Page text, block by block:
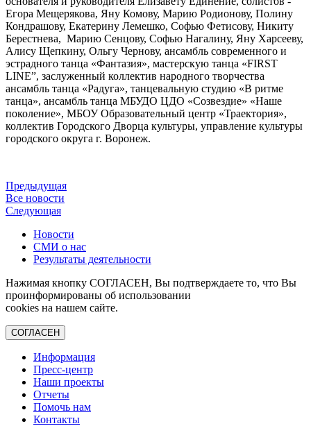
Егора Мещерякова, Яну Комову, Марию Родионову, Полину
Кондрашову, Екатерину Лемешко, Софью Фетисову, Никиту
Берестнева, Марию Сенцову, Софью Нагалину, Яну Харсееву,
Алису Щепкину, Ольгу Чернову, ансамбль современного и
эстрадного танца «Фантазия», мастерскую танца «FIRST
LINE”, заслуженный коллектив народного творчества
ансамбль танца «Радуга», танцевальную студию «В ритме
танца», ансамбль танца МБУДО ЦДО «Созвездие» «Наше
поколение», МБОУ Образовательный центр «Траектория»,
коллектив Городского Дворца культуры, управление культуры
городского округа г. Воронеж.
Предыдущая
Все новости
Следующая
Новости
СМИ о нас
Результаты деятельности
Нажимая кнопку СОГЛАСЕН, Вы подтверждаете то, что Вы
проинформированы об использовании
cookies на нашем сайте.
СОГЛАСЕН
Информация
Пресс-центр
Наши проекты
Отчеты
Помочь нам
Контакты